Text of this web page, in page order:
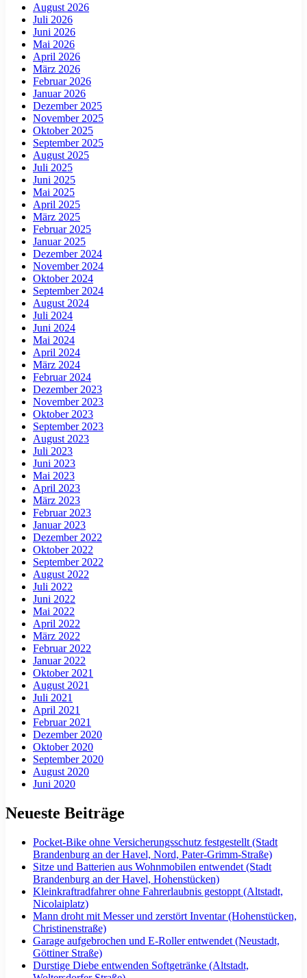
August 2026
Juli 2026
Juni 2026
Mai 2026
April 2026
März 2026
Februar 2026
Januar 2026
Dezember 2025
November 2025
Oktober 2025
September 2025
August 2025
Juli 2025
Juni 2025
Mai 2025
April 2025
März 2025
Februar 2025
Januar 2025
Dezember 2024
November 2024
Oktober 2024
September 2024
August 2024
Juli 2024
Juni 2024
Mai 2024
April 2024
März 2024
Februar 2024
Dezember 2023
November 2023
Oktober 2023
September 2023
August 2023
Juli 2023
Juni 2023
Mai 2023
April 2023
März 2023
Februar 2023
Januar 2023
Dezember 2022
Oktober 2022
September 2022
August 2022
Juli 2022
Juni 2022
Mai 2022
April 2022
März 2022
Februar 2022
Januar 2022
Oktober 2021
August 2021
Juli 2021
April 2021
Februar 2021
Dezember 2020
Oktober 2020
September 2020
August 2020
Juni 2020
Neueste Beiträge
Pocket-Bike ohne Versicherungsschutz festgestellt (Stadt
Brandenburg an der Havel, Nord, Pater-Grimm-Straße)
Sitze und Batterien aus Wohnmobilen entwendet (Stadt
Brandenburg an der Havel, Hohenstücken)
Kleinkraftradfahrer ohne Fahrerlaubnis gestoppt (Altstadt,
Nicolaiplatz)
Mann droht mit Messer und zerstört Inventar (Hohenstücken,
Christinenstraße)
Garage aufgebrochen und E-Roller entwendet (Neustadt,
Göttiner Straße)
Durstige Diebe entwenden Softgetränke (Altstadt,